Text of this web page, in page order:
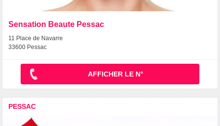
Sensation Beaute Pessac
11 Place de Navarre
33600 Pessac
AFFICHER LE N°
PESSAC